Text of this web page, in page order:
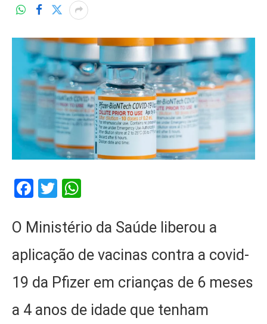
Facebook
Twitter
O Ministério da Saúde liberou a
aplicação de vacinas contra a covid-
19 da Pfizer em crianças de 6 meses
a 4 anos de idade que tenham